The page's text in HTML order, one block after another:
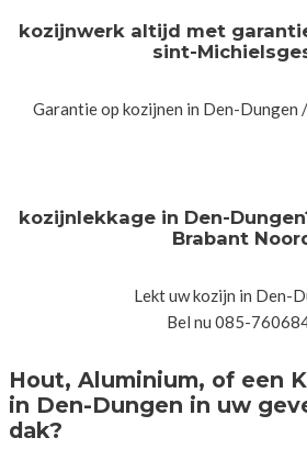
kozijnwerk altijd met
sint-
Garantie op kozijnen in Den-
kozijnlekkage in Den-
Brabant
Lekt uw kozijn in Den-
Bel nu 085-
Hout, Aluminium, of een
in Den-Dungen in uw
dak?